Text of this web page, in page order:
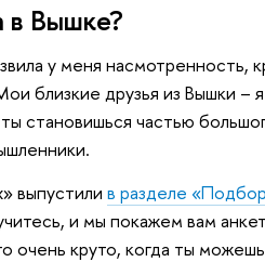
в Вышке?
у меня насмотренность,
близкие друзья из Вышки –
становишься частью
выпустилив разделе
и мы покажем вам
очень круто, когда ты